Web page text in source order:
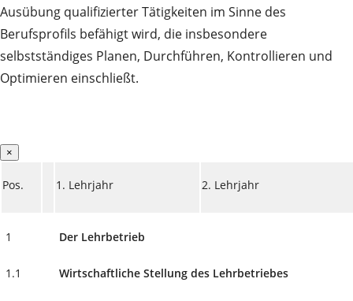
Ausübung qualifizierter Tätigkeiten im Sinne des
Berufsprofils befähigt wird, die insbesondere
selbstständiges Planen, Durchführen, Kontrollieren und
Optimieren einschließt.
×
Pos. 1. Lehrjahr 2. Lehrjahr
1 Der Lehrbetrieb
1.1 Wirtschaftliche Stellung des Lehrbetriebes